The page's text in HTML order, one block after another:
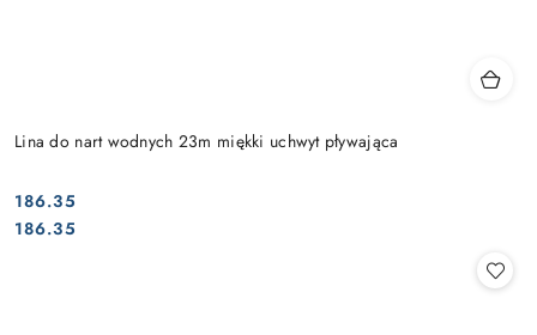
Lina do nart wodnych 23m miękki uchwyt pływająca
Cena:
186.35
Cena:
186.35